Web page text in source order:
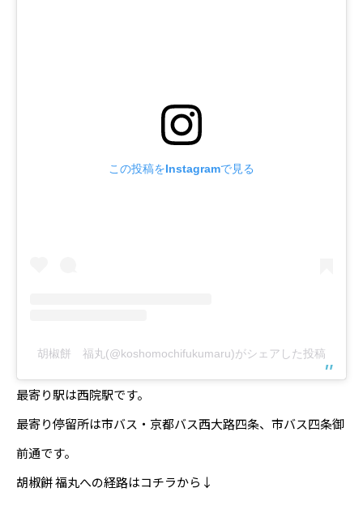
この投稿をInstagramで見る
胡椒餅 福丸(@koshomochifukumaru)がシェアした投稿
最寄り駅は西院駅です。
最寄り停留所は市バス・京都バス西大路四条、市バス四条御
前通です。
胡椒餅 福丸への経路はコチラから↓